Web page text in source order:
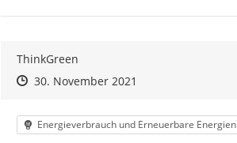
ThinkGreen
Zeitpunkt des Erstellens
Zeitpunkt des Erstellens
30. November 2021
Kategorie
Energieverbrauch und Erneuerbare Energien